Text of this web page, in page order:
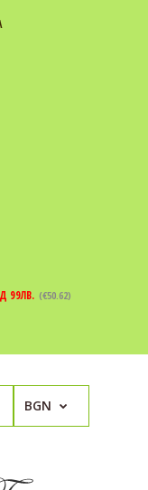
99ЛВ. (€50.62)
BGN